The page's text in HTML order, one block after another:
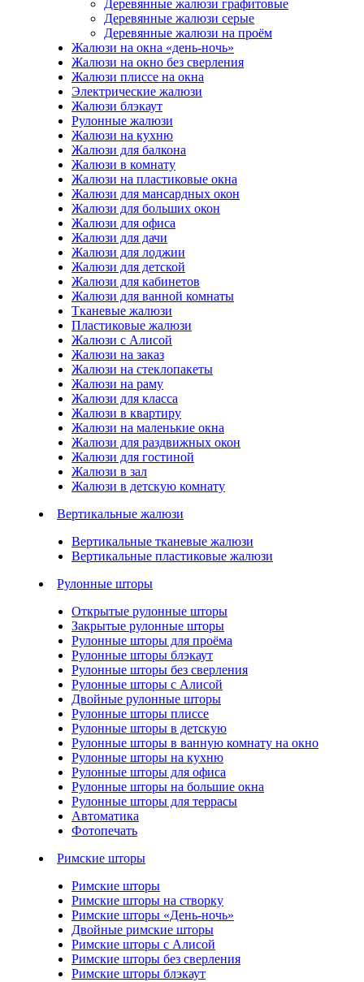
Деревянные жалюзи графитовые
Деревянные жалюзи серые
Деревянные жалюзи на проём
Жалюзи на окна «день-ночь»
Жалюзи на окно без сверления
Жалюзи плиссе на окна
Электрические жалюзи
Жалюзи блэкаут
Рулонные жалюзи
Жалюзи на кухню
Жалюзи для балкона
Жалюзи в комнату
Жалюзи на пластиковые окна
Жалюзи для мансардных окон
Жалюзи для больших окон
Жалюзи для офиса
Жалюзи для дачи
Жалюзи для лоджии
Жалюзи для детской
Жалюзи для кабинетов
Жалюзи для ванной комнаты
Тканевые жалюзи
Пластиковые жалюзи
Жалюзи с Алисой
Жалюзи на заказ
Жалюзи на стеклопакеты
Жалюзи на раму
Жалюзи для класса
Жалюзи в квартиру
Жалюзи на маленькие окна
Жалюзи для раздвижных окон
Жалюзи для гостиной
Жалюзи в зал
Жалюзи в детскую комнату
Вертикальные жалюзи
Вертикальные тканевые жалюзи
Вертикальные пластиковые жалюзи
Рулонные шторы
Открытые рулонные шторы
Закрытые рулонные шторы
Рулонные шторы для проёма
Рулонные шторы блэкаут
Рулонные шторы без сверления
Рулонные шторы с Алисой
Двойные рулонные шторы
Рулонные шторы плиссе
Рулонные шторы в детскую
Рулонные шторы в ванную комнату на окно
Рулонные шторы на кухню
Рулонные шторы для офиса
Рулонные шторы на большие окна
Рулонные шторы для террасы
Автоматика
Фотопечать
Римские шторы
Римские шторы
Римские шторы на створку
Римские шторы «День-ночь»
Двойные римские шторы
Римские шторы с Алисой
Римские шторы без сверления
Римские шторы блэкаут